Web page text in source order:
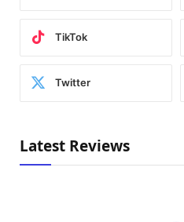
TikTok
Twitter
Latest Reviews